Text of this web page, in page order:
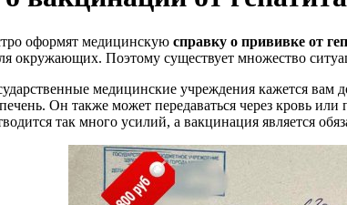
оформят медицинскую справку о прививке от
окружающих. Поэтому существует множество
медицинские учреждения кажется вам
Он также может передаваться через кровь
так много усилий, а вакцинация является